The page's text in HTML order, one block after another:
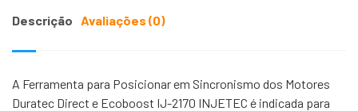
Descrição Avaliações (0)
A Ferramenta para Posicionar em Sincronismo dos Motores
Duratec Direct e Ecoboost IJ-2170 INJETEC é indicada para